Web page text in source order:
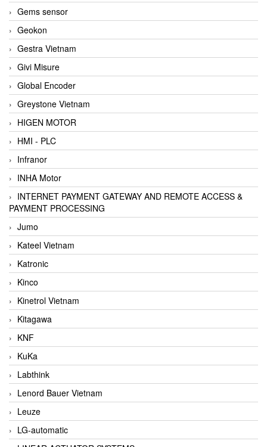
Gems sensor
Geokon
Gestra Vietnam
Givi Misure
Global Encoder
Greystone Vietnam
HIGEN MOTOR
HMI - PLC
Infranor
INHA Motor
INTERNET PAYMENT GATEWAY AND REMOTE ACCESS &
PAYMENT PROCESSING
Jumo
Kateel Vietnam
Katronic
Kinco
Kinetrol Vietnam
Kitagawa
KNF
KuKa
Labthink
Lenord Bauer Vietnam
Leuze
LG-automatic